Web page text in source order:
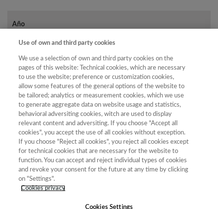
Año
Año
Filtrar
Año Categoría Puntuación Posición
Total
de
revistas
2023
Ciencias de la
Educación
62.95 3 85
2023
Comunicación,
Información y
Documentación
Científica
69.33 2 32
Use of own and third party cookies
We use a selection of own and third party cookies on the
pages of this website: Technical cookies, which are necessary
to use the website; preference or customization cookies,
allow some features of the general options of the website to
be tailored; analytics or measurement cookies, which we use
to generate aggregate data on website usage and statistics,
behavioral adversiting cookies, witch are used to display
relevant content and adversiting. If you choose "Accept all
cookies", you accept the use of all cookies without exception.
If you choose "Reject all cookies", you reject all cookies except
for technical cookies that are necessary for the website to
function. You can accept and reject individual types of cookies
and revoke your consent for the future at any time by clicking
on "Settings".
Cookies privacy
Cookies Settings